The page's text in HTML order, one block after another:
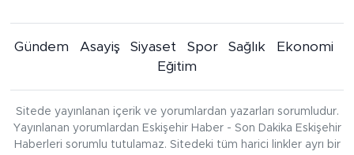
Gündem Asayiş Siyaset Spor Sağlık
Ekonomi
Eğitim
Sitede yayınlanan içerik ve yorumlardan yazarları sorumludur.
Yayınlanan yorumlardan Eskişehir Haber - Son Dakika Eskişehir
Haberleri sorumlu tutulamaz. Sitedeki tüm harici linkler ayrı bir